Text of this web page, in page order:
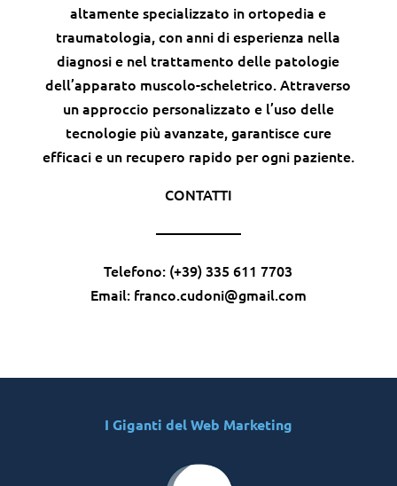
altamente specializzato in ortopedia e
traumatologia, con anni di esperienza nella
diagnosi e nel trattamento delle patologie
dell’apparato muscolo-scheletrico. Attraverso
un approccio personalizzato e l’uso delle
tecnologie più avanzate, garantisce cure
efficaci e un recupero rapido per ogni paziente.
CONTATTI
——————
Telefono: (+39) 335 611 7703
Email: franco.cudoni@gmail.com
I Giganti del Web Marketing